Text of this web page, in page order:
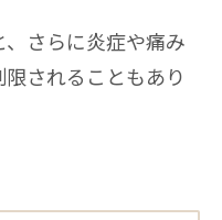
さらに炎症や痛み
されることもあり